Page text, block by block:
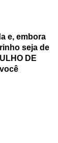
e, embora
seja de
DE